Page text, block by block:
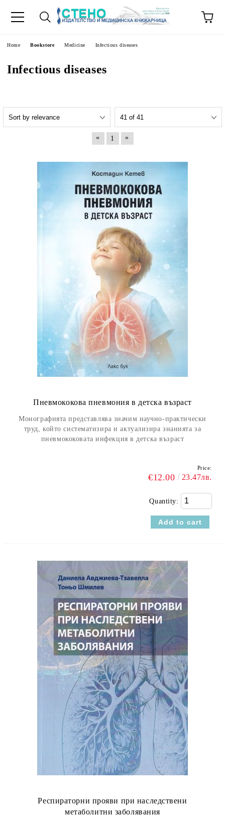
Home Bookstore Medicine Infectious diseases
Infectious diseases
« 1 »
Пневмококова пневмония в детска възраст
Монографията представлява значим научно-практически
труд, който систематизира и актуализира знанията за
пневмококовата инфекция в детска възраст
Price:
€12.00 23.47лв.
Quantity:
Респираторни прояви при наследствени
метаболитни заболявания